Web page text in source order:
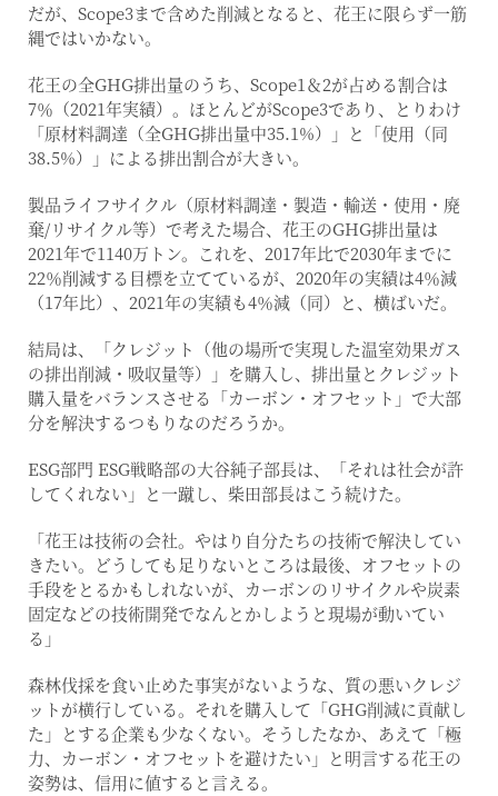
だが、Scope3まで含めた削減となると、花王に限らず一筋
縄ではいかない。
花王の全GHG排出量のうち、Scope1＆2が占める割合は
7％（2021年実績）。ほとんどがScope3であり、とりわけ
「原材料調達（全GHG排出量中35.1%）」と「使用（同
38.5%）」による排出割合が大きい。
製品ライフサイクル（原材料調達・製造・輸送・使用・廃
棄/リサイクル等）で考えた場合、花王のGHG排出量は
2021年で1140万トン。これを、2017年比で2030年までに
22％削減する目標を立てているが、2020年の実績は4％減
（17年比）、2021年の実績も4％減（同）と、横ばいだ。
結局は、「クレジット（他の場所で実現した温室効果ガス
の排出削減・吸収量等）」を購入し、排出量とクレジット
購入量をバランスさせる「カーボン・オフセット」で大部
分を解決するつもりなのだろうか。
ESG部門 ESG戦略部の大谷純子部長は、「それは社会が許
してくれない」と一蹴し、柴田部長はこう続けた。
「花王は技術の会社。やはり自分たちの技術で解決してい
きたい。どうしても足りないところは最後、オフセットの
手段をとるかもしれないが、カーボンのリサイクルや炭素
固定などの技術開発でなんとかしようと現場が動いてい
る」
森林伐採を食い止めた事実がないような、質の悪いクレジ
ットが横行している。それを購入して「GHG削減に貢献し
た」とする企業も少なくない。そうしたなか、あえて「極
力、カーボン・オフセットを避けたい」と明言する花王の
姿勢は、信用に値すると言える。